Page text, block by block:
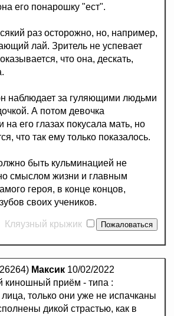
его понарошку "ест".
раз осторожно, но, например,
лай. Зритель не успевает
что она, дескать,
наблюдает за гуляющими людьми
А потом девочка
на его глазах покусала мать, но
что так ему только показалось.
быть кульминацией не
смыслом жизни и главным
героя, в конце концов,
своих учеников.
Кляузный крыжик
Максик 10/02/2022
киношный приём - типа :
только они уже не испачканы
дикой страстью, как в